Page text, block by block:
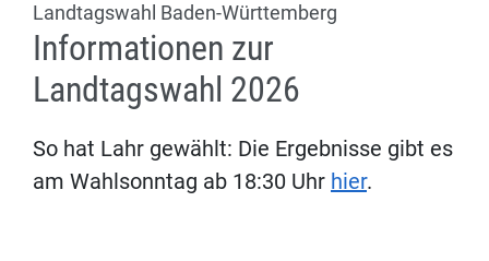
Landtagswahl Baden-Württemberg
Informationen zur
Landtagswahl 2026
So hat Lahr gewählt: Die Ergebnisse gibt es
am Wahlsonntag ab 18:30 Uhr hier.